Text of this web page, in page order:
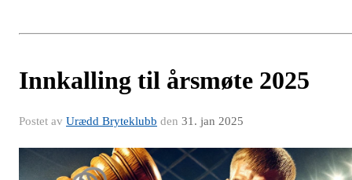
Innkalling til årsmøte 2025
Postet av Urædd Bryteklubb den 31. jan 2025